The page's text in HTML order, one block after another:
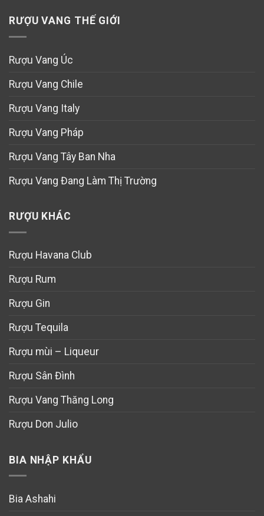
RƯỢU VANG THẾ GIỚI
Rượu Vang Úc
Rượu Vang Chile
Rượu Vang Italy
Rượu Vang Pháp
Rượu Vang Tây Ban Nha
Rượu Vang Đang Làm Thị Trường
RƯỢU KHÁC
Rượu Havana Club
Rượu Rum
Rượu Gin
Rượu Tequila
Rượu mùi – Liqueur
Rượu Sân Đình
Rượu Vang Thăng Long
Rượu Don Julio
BIA NHẬP KHẨU
Bia Ashahi